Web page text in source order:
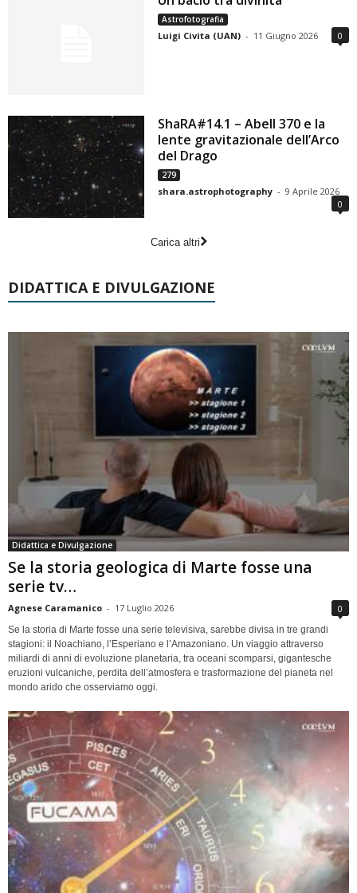
Astrofotografia
Luigi Civita (UAN) - 11 Giugno 2026 0
ShaRA#14.1 – Abell 370 e la
lente gravitazionale dell’Arco
del Drago
279
shara.astrophotography - 9 Aprile 2026
0
Carica altri
DIDATTICA E DIVULGAZIONE
Didattica e Divulgazione
Se la storia geologica di Marte fosse una
serie tv…
Agnese Caramanico - 17 Luglio 2026 0
Se la storia di Marte fosse una serie televisiva, sarebbe divisa in tre grandi
stagioni: il Noachiano, l’Esperiano e l’Amazoniano. Un viaggio attraverso
miliardi di anni di evoluzione planetaria, tra oceani scomparsi, gigantesche
eruzioni vulcaniche, perdita dell’atmosfera e trasformazione del pianeta nel
mondo arido che osserviamo oggi.